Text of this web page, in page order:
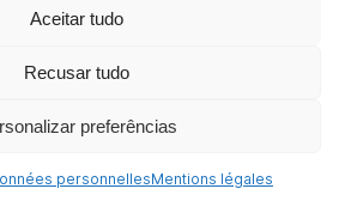
Aceitar tudo
Recusar tudo
preferências
personnellesMentions légales